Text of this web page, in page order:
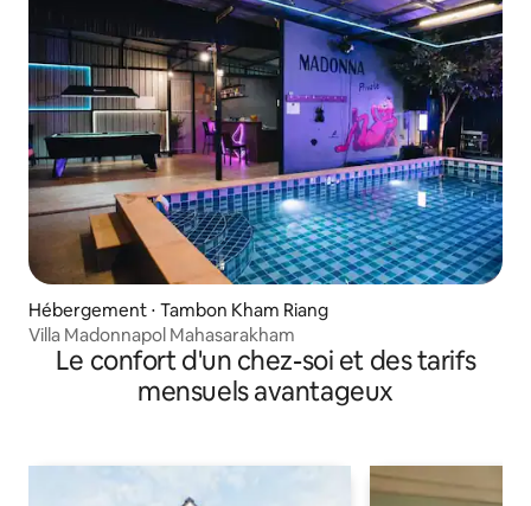
Hébergement ⋅ Tambon Kham Riang
Villa Madonnapol Mahasarakham
Le confort d'un chez-soi et des tarifs
mensuels avantageux